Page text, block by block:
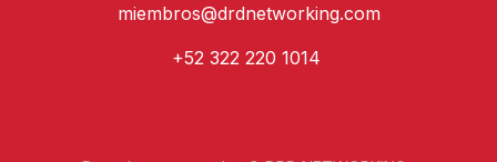
miembros@drdnetworking.com
+52 322 220 1014